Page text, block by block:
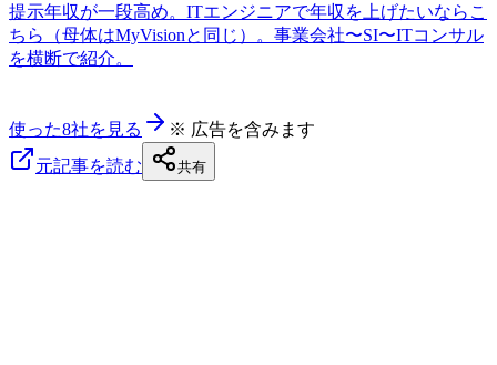
提示年収が一段高め。ITエンジニアで年収を上げたいならこ
ちら（母体はMyVisionと同じ）。事業会社〜SI〜ITコンサル
を横断で紹介。
使った8社を見る
※ 広告を含みます
元記事を読む
共有